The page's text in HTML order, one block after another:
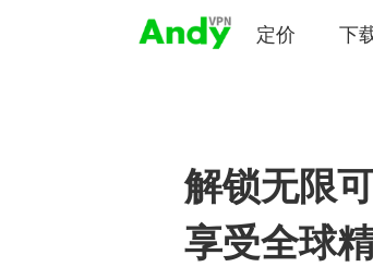
定价 下
解锁无限
享受全球